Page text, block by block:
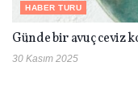
HABER TURU
Günde bir avuç ceviz
30 Kasım 2025